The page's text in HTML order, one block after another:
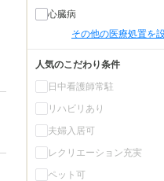
心臓病
その他の医療処置を
人気のこだわり条件
日中看護師常駐
リハビリあり
夫婦入居可
レクリエーション充実
ペット可